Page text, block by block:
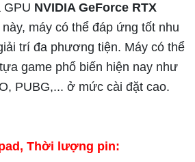
GPU NVIDIA GeForce RTX
máy có thể đáp ứng tốt nhu
trí đa phương tiện. Máy có thể
game phổ biến hiện nay như
PUBG,... ở mức cài đặt cao.
Thời lượng pin: